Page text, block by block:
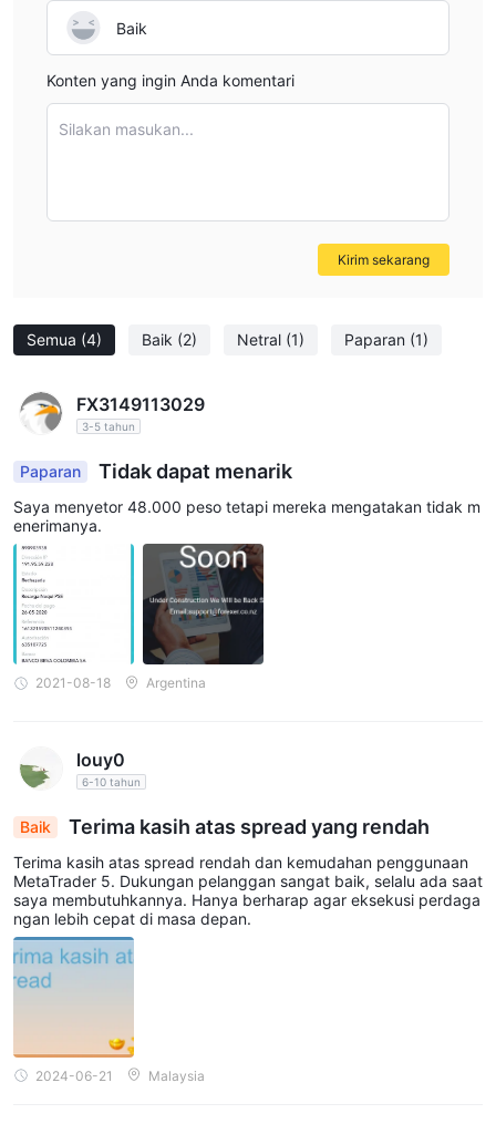
Semua (4) Baik (2) Netral (1) Paparan (1)
FX3149113029
3-5 tahun
Paparan Tidak dapat menarik
Saya menyetor 48.000 peso tetapi mereka mengatakan tidak m
enerimanya.
2021-08-18 Argentina
louy0
6-10 tahun
Baik Terima kasih atas spread yang rendah
Terima kasih atas spread rendah dan kemudahan penggunaan
MetaTrader 5. Dukungan pelanggan sangat baik, selalu ada saat
saya membutuhkannya. Hanya berharap agar eksekusi perdaga
ngan lebih cepat di masa depan.
2024-06-21 Malaysia
Baik
Konten yang ingin Anda komentari
Silakan masukan...
Kirim sekarang